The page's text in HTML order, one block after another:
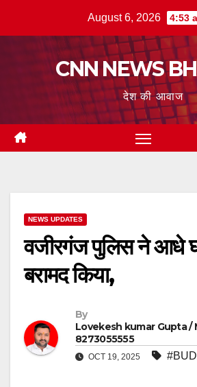
August 6, 2026 4:53
CNN NEWS
देश की आवाज
NEWS UPDATES
वजीरगंज पुलिस ने आधे
बरामद किया,
By
Lovekesh kumar Gupta /
8273055555
OCT 19, 2025